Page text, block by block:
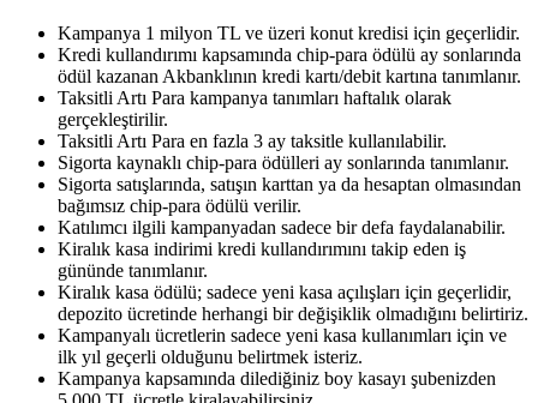
Kampanya 1 milyon TL ve üzeri konut kredisi için geçerlidir.
Kredi kullandırımı kapsamında chip-para ödülü ay sonlarında
ödül kazanan Akbanklının kredi kartı/debit kartına tanımlanır.
Taksitli Artı Para kampanya tanımları haftalık olarak
gerçekleştirilir.
Taksitli Artı Para en fazla 3 ay taksitle kullanılabilir.
Sigorta kaynaklı chip-para ödülleri ay sonlarında tanımlanır.
Sigorta satışlarında, satışın karttan ya da hesaptan olmasından
bağımsız chip-para ödülü verilir.
Katılımcı ilgili kampanyadan sadece bir defa faydalanabilir.
Kiralık kasa indirimi kredi kullandırımını takip eden iş
gününde tanımlanır.
Kiralık kasa ödülü; sadece yeni kasa açılışları için geçerlidir,
depozito ücretinde herhangi bir değişiklik olmadığını belirtiriz.
Kampanyalı ücretlerin sadece yeni kasa kullanımları için ve
ilk yıl geçerli olduğunu belirtmek isteriz.
Kampanya kapsamında dilediğiniz boy kasayı şubenizden